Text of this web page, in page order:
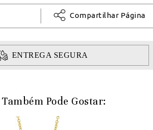
Compartilhar Página
ENTREGA SEGURA
Também Pode Gostar: